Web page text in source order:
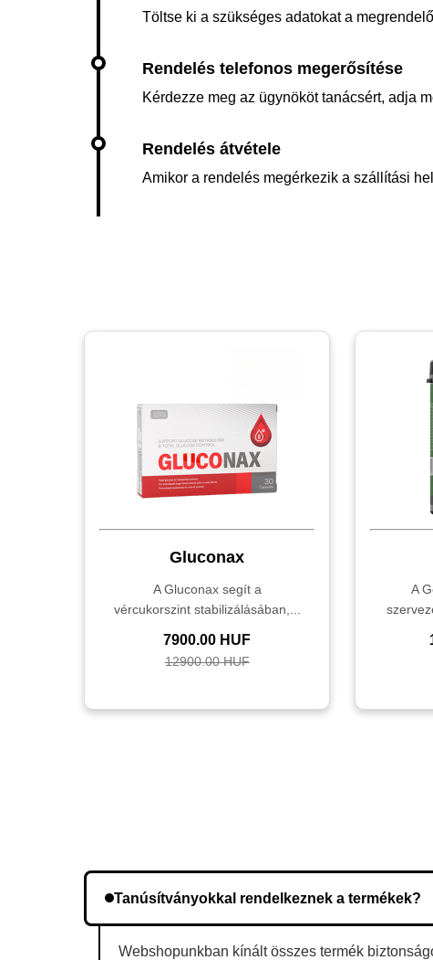
Töltse ki a szükséges adatokat a
Kérdezze meg az ügynököt tanácsért, adja
Amikor a rendelés megérkezik a szállítási
Gluconax
A Gluconax segít a
vércukorszint stabilizálásában,...
7900.00 HUF
12900.00 HUF
A
Tanúsítványokkal rendelkeznek a termékek?
Webshopunkban kínált összes termék